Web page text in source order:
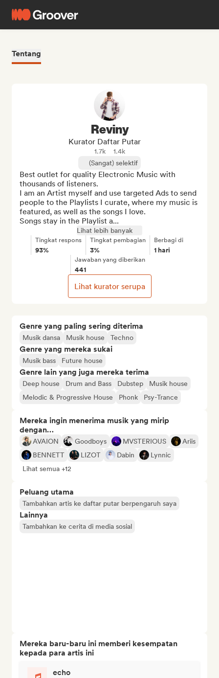
Tentang
Genre yang paling sering diterima
Musik dansa Musik house Techno
Genre yang mereka sukai
Musik bass Future house
Genre lain yang juga mereka terima
Deep house Drum and Bass Dubstep
Musik house
Melodic & Progressive House
Phonk Psy-Trance
Mereka ingin menerima musik yang mirip
dengan…
AVAION Goodboys MVSTERIOUS
Ariis
BENNETT
LIZOT Dabin
Lynnic
Lihat semua +12
Peluang utama
Tambahkan artis ke daftar putar berpengaruh saya
Lainnya
Tambahkan ke cerita di media sosial
Mereka baru-baru ini memberi kesempatan
kepada para artis ini
echo
Reviny
Kurator Daftar Putar
1.7k
1.4k
(Sangat) selektif
Best outlet for quality Electronic Music with
thousands of listeners.
I am an Artist myself and use targeted Ads to send
people to the Playlists I curate, where my music is
featured, as well as the songs I love.
Songs stay in the Playlist a...
Lihat lebih banyak
Tingkat respons
93%
Tingkat pembagian
3%
Berbagi di
1 hari
Jawaban yang diberikan
441
Lihat kurator serupa